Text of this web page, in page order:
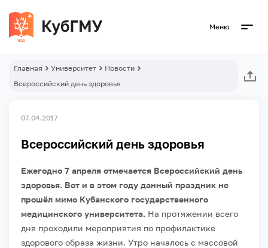
Меню
Главная Университет
Новости
Всероссийский день здоровья
07.04.2017
Всероссийский день здоровья
Ежегодно 7 апреля отмечается Всероссийский день
здоровья. Вот и в этом году данный праздник не
прошёл мимо Кубанского государственного
медицинского университета. На протяжении всего
дня проходили мероприятия по профилактике
здорового образа жизни. Утро началось с массовой